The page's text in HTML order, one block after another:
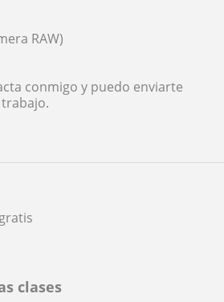
clases
RAW)
conmigo y puedo enviarte